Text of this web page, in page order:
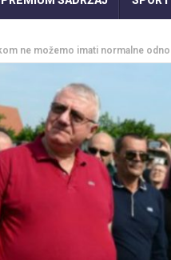
ne možemo imati normalne